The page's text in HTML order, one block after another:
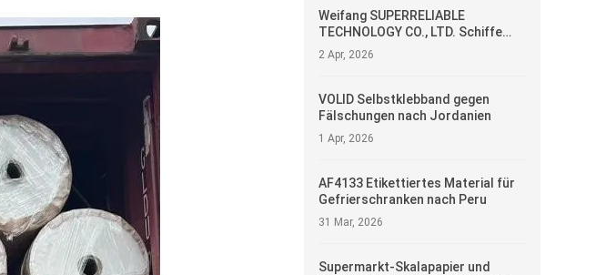
Weifang SUPERRELIABLE
TECHNOLOGY CO., LTD. Schiffe
direkt-thermisches synthetisches
Papier mit Klebstoff für den
2 Apr, 2026
VOLID Selbstklebband gegen
Fälschungen nach Jordanien
1 Apr, 2026
AF4133 Etikettiertes Material für
Gefrierschranken nach Peru
31 Mar, 2026
Supermarkt-Skalapapier und